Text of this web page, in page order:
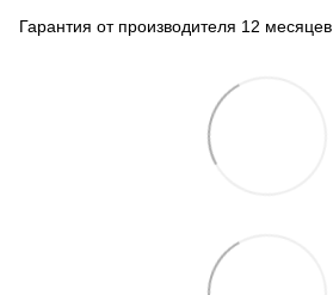
Гарантия от производителя 12 месяцев